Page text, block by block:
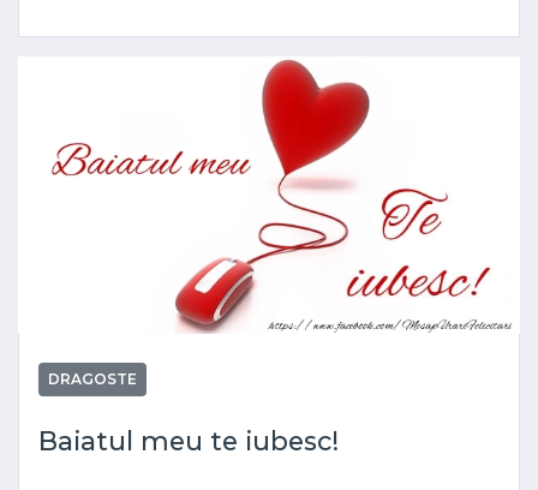
DRAGOSTE
Baiatul meu te iubesc!